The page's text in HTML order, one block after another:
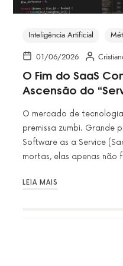
Inteligência Artificial
01/06/2026
O Fim do SaaS
Ascensão do
O mercado de
premissa zumbi. Grande
Software as a Service
mortas, elas apenas não
LEIA MAIS